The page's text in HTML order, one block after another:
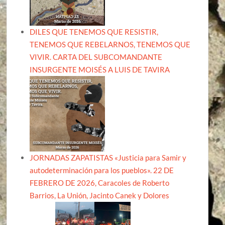
DILES QUE TENEMOS QUE RESISTIR,
TENEMOS QUE REBELARNOS, TENEMOS QUE
VIVIR. CARTA DEL SUBCOMANDANTE
INSURGENTE MOISÉS A LUIS DE TAVIRA
JORNADAS ZAPATISTAS «Justicia para Samir y
autodeterminación para los pueblos». 22 DE
FEBRERO DE 2026, Caracoles de Roberto
Barrios, La Unión, Jacinto Canek y Dolores